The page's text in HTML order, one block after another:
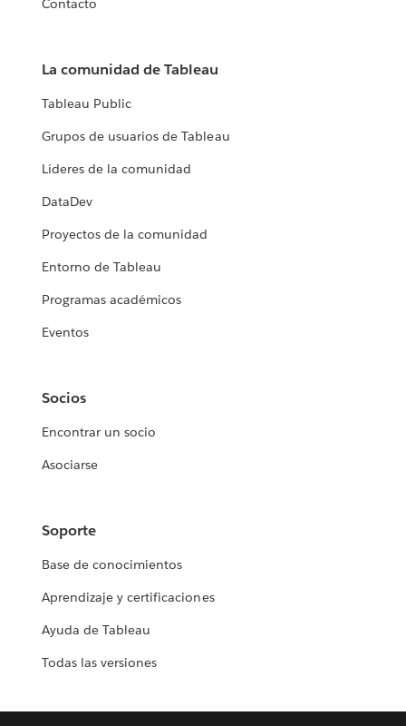
Contacto
La comunidad de Tableau
Tableau Public
Grupos de usuarios de Tableau
Líderes de la comunidad
DataDev
Proyectos de la comunidad
Entorno de Tableau
Programas académicos
Eventos
Socios
Encontrar un socio
Asociarse
Soporte
Base de conocimientos
Aprendizaje y certificaciones
Ayuda de Tableau
Todas las versiones